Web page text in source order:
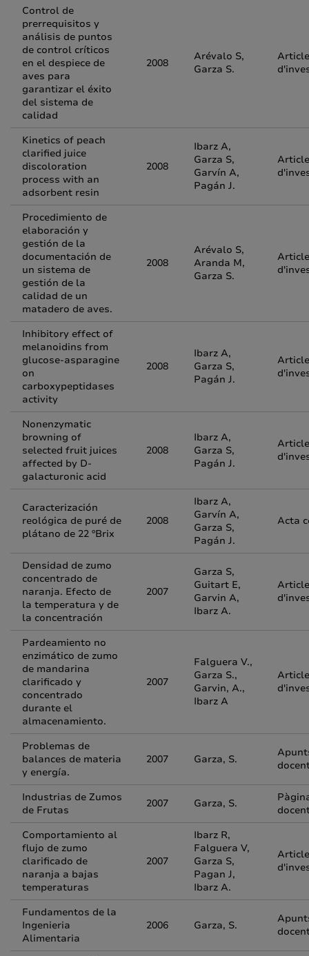
Control de
prerrequisitos y
análisis de puntos
de control críticos
en el despiece de
aves para
garantizar el éxito
del sistema de
calidad
2008
Arévalo S,
Garza S.
Article
Kinetics of peach
clarified juice
discoloration
process with an
adsorbent resin
2008
Ibarz A,
Garza S,
Garvín A,
Pagán J.
Article
Procedimiento de
elaboración y
gestión de la
documentación de
un sistema de
gestión de la
calidad de un
matadero de aves.
2008
Arévalo S,
Aranda M,
Garza S.
Article
Inhibitory effect of
melanoidins from
glucose-asparagine
on
carboxypeptidases
activity
2008
Ibarz A,
Garza S,
Pagán J.
Article
Nonenzymatic
browning of
selected fruit juices
affected by D-
galacturonic acid
2008
Ibarz A,
Garza S,
Pagán J.
Article
Caracterización
reológica de puré de
plátano de 22 ºBrix
2008
Ibarz A,
Garvín A,
Garza S,
Pagán J.
Acta
Densidad de zumo
concentrado de
naranja. Efecto de
la temperatura y de
la concentración
2007
Garza S,
Guitart E,
Garvin A,
Ibarz A.
Article
Pardeamiento no
enzimático de zumo
de mandarina
clarificado y
concentrado
durante el
almacenamiento.
2007
Falguera V.,
Garza S.,
Garvin, A.,
Ibarz A
Article
Problemas de
balances de materia
y energía.
2007 Garza, S.
Industrias de Zumos
de Frutas
2007 Garza, S.
Comportamiento al
flujo de zumo
clarificado de
naranja a bajas
temperaturas
2007
Ibarz R,
Falguera V,
Garza S,
Pagan J,
Ibarz A.
Article
Fundamentos de la
Ingenieria
Alimentaria
2006 Garza, S.